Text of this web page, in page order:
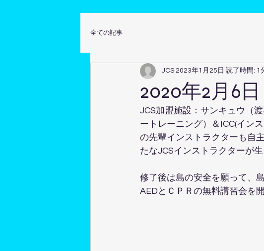
全ての記事
2020年2月6
JCS 2023年1月25日 読了時間: 1
JCS加盟施設：サンキュウ（
ートレーニング）＆ICC(イン
の先輩インストラクターも自
たなJCSインストラクターが生
修了後は島の安全を願って、
AEDとＣＰＲの無料講習会を